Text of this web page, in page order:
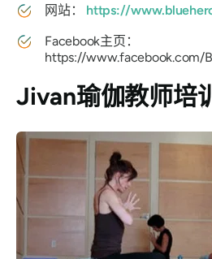
网站： https://
Facebook主页：
https://www.facebook.com/
Jivan瑜伽教师培